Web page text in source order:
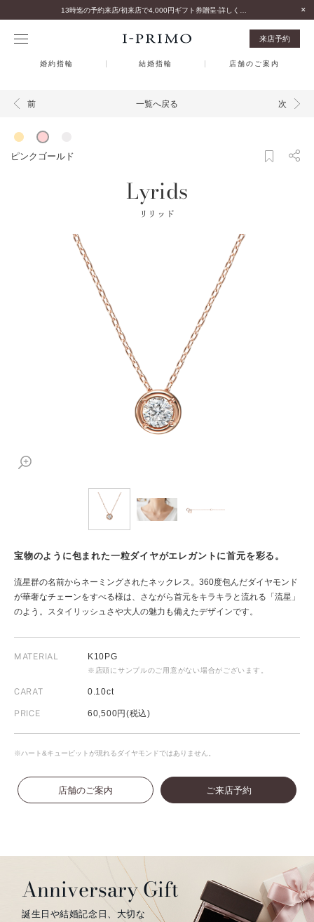
来店予約
婚約指輪 結婚指輪 店舗のご案内
前 一覧へ戻る 次
ピンクゴールド
Lyrids
リリッド
宝物のように包まれた一粒ダイヤがエレガントに首元を彩る。
流星群の名前からネーミングされたネックレス。360度包んだダイヤモンド
が華奢なチェーンをすべる様は、さながら首元をキラキラと流れる「流星」
のよう。スタイリッシュさや大人の魅力も備えたデザインです。
MATERIAL K10PG
※店頭にサンプルのご用意がない場合がございます。
CARAT 0.10ct
PRICE 60,500円(税込)
※ハート&キューピットが現れるダイヤモンドではありません。
店舗のご案内 ご来店予約
Anniversary Gift
誕生日や結婚記念日、大切な